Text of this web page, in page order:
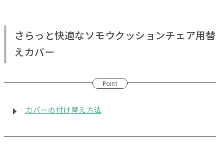
さらっと快適なソモウクッションチェア用替
えカバー
Point
カバーの付け替え方法